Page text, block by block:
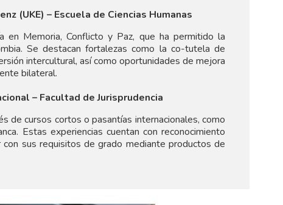
(UKE) – Escuela de Ciencias Humanas
Memoria, Conflicto y Paz, que ha permitido la
Se destacan fortalezas como la co-tutela de
intercultural, así como oportunidades de mejora
bilateral.
– Facultad de Jurisprudencia
de cursos cortos o pasantías internacionales, como
Estas experiencias cuentan con reconocimiento
sus requisitos de grado mediante productos de